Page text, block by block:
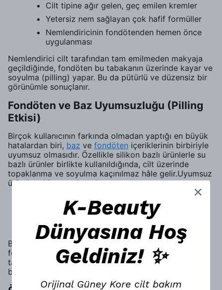
Cilt tipine ağır gelen, geç emilen kremler
Yetersiz nem sağlayan çok hafif formüller
Nemlendiricinin fondötenden hemen önce
uygulanması
Nemlendirici cilt tarafından tam emilmeden makyaja
geçildiğinde, fondöten bu tabakanın üzerinde kayar ve
soyulma (pilling) yapar. Bu da pütürlü ve düzensiz bir
görünümle sonuçlanır.
Fondöten ve Baz Uyumsuzluğu (Pilling
Etkisi)
Birçok kullanıcının farkında olmadan yaptığı en büyük
hatalardan biri, baz ve fondöten içeriklerinin birbiriyle
uyumsuz olmasıdır. Özellikle silikon bazlı ürünlerle su
bazlı ürünler birlikte kullanıldığında, cilt üzerinde
topaklanma ve soyulma kaçınılmaz hâle gelir.Uyumsuz
ürün kombinasyonlarında:
Fondöten ciltte tutunamaz
Ürün katmanları birbirini iter
Makyaj kısa sürede bozulur
Bu nedenle baz,
nemlendirici
ve fondöten seçerken
formül yapılarının birbiriyle uyumlu olması kritik önem
taşır. Bu noktada, hafif yapılı ve ciltle bütünleşen
bazlar pütürlü görünüm riskini ciddi şekilde azaltır.
K-Beauty
Dünyasına Hoş
Geldiniz! ✨
Orijinal Güney Kore cilt bakım